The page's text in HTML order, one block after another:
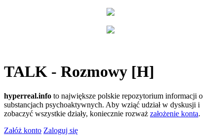
TALK - Rozmowy [H]
hyperreal.info to największe polskie repozytorium informacji o
substancjach psychoaktywnych. Aby wziąć udział w dyskusji i
zobaczyć wszystkie działy, koniecznie rozważ założenie konta.
Załóż konto Zaloguj się